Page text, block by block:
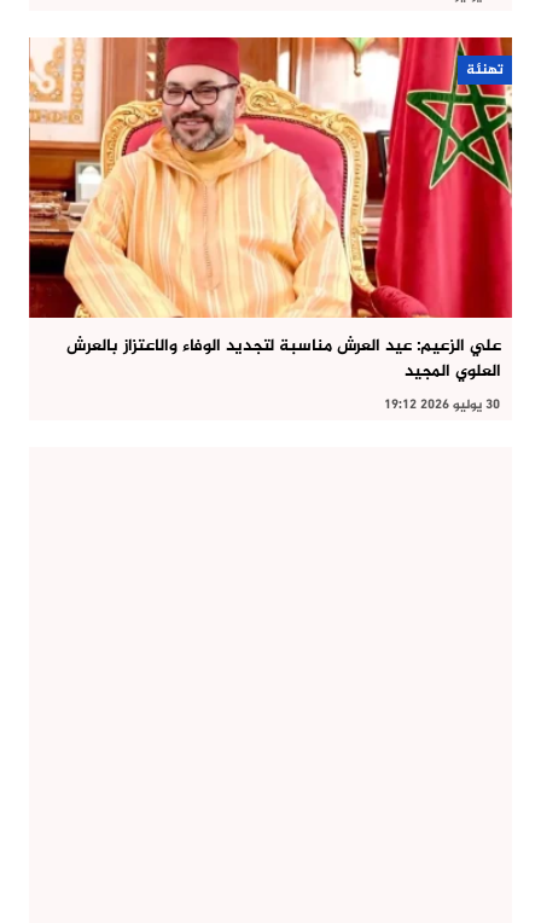
تهنئة
علي الزعيم: عيد العرش مناسبة لتجديد الوفاء والاعتزاز بالعرش
العلوي المجيد
30 يوليو 2026 19:12